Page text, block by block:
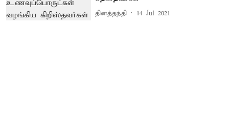
தினத்தந்தி 14 Jul 2021